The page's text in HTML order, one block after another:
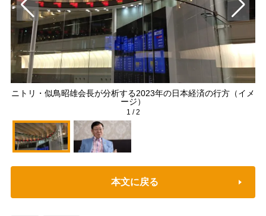
ニトリ・似鳥昭雄会長が分析する2023年の日本経済の行方（イメ
ージ）
1 /2
本文に戻る